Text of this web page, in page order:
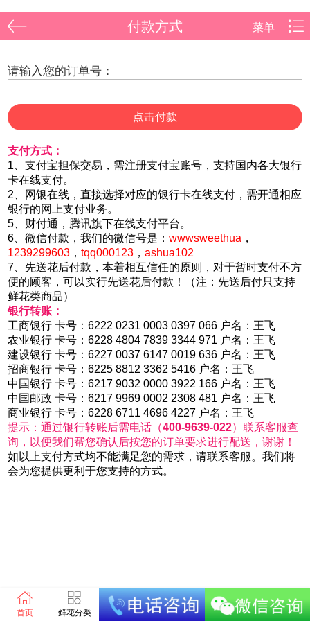
付款方式 菜单
请输入您的订单号：
点击付款
支付方式：
1、支付宝担保交易，需注册支付宝账号，支持国内各大银行
卡在线支付。
2、网银在线，直接选择对应的银行卡在线支付，需开通相应
银行的网上支付业务。
5、财付通，腾讯旗下在线支付平台。
6、微信付款，我们的微信号是：wwwsweethua ，
1239299603 ，tqq000123 ，ashua102
7、先送花后付款，本着相互信任的原则，对于暂时支付不方
便的顾客，可以实行先送花后付款！（注：先送后付只支持
鲜花类商品）
银行转账：
工商银行 卡号：6222 0231 0003 0397 066 户名：王飞
农业银行 卡号：6228 4804 7839 3344 971 户名：王飞
建设银行 卡号：6227 0037 6147 0019 636 户名：王飞
招商银行 卡号：6225 8812 3362 5416 户名：王飞
中国银行 卡号：6217 9032 0000 3922 166 户名：王飞
中国邮政 卡号：6217 9969 0002 2308 481 户名：王飞
商业银行 卡号：6228 6711 4696 4227 户名：王飞
提示：通过银行转账后需电话（400-9639-022）联系客服查
询，以便我们帮您确认后按您的订单要求进行配送，谢谢！
如以上支付方式均不能满足您的需求，请联系客服。我们将
会为您提供更利于您支持的方式。
首页 鲜花分类